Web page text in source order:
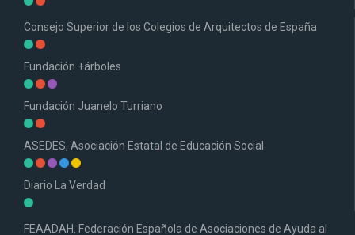
Consejo Superior de los Colegios de Arquitectos de España
Fundación +árboles
Fundación Juanelo Turriano
ASEDES, Asociación Estatal de Educación Social
Diario La Verdad
FEAADAH. Federación Española de Asociaciones de Ayuda al